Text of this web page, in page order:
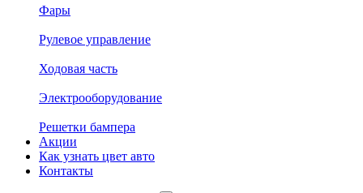
Фары
Рулевое управление
Ходовая часть
Электрооборудование
Решетки бампера
Акции
Как узнать цвет авто
Контакты